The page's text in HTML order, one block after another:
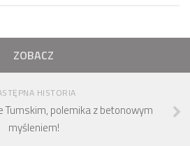
ZOBACZ
HISTORIA
Tumskim, polemika z betonowym
myśleniem!